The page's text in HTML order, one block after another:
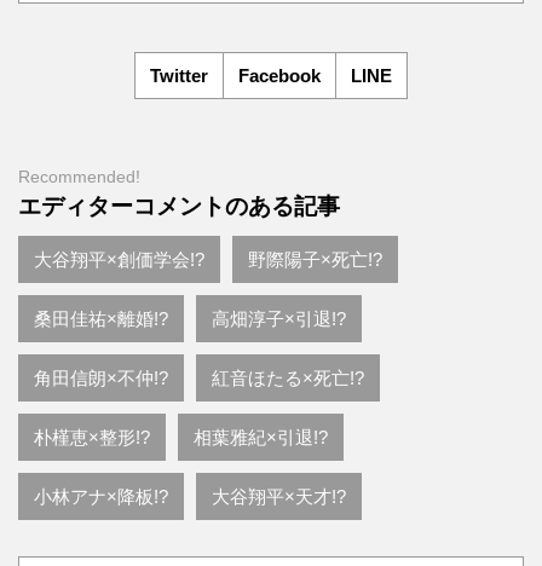
Twitter Facebook LINE
Recommended!
エディターコメントのある記事
大谷翔平×創価学会!? 野際陽子×死亡!?
桑田佳祐×離婚!? 高畑淳子×引退!?
角田信朗×不仲!? 紅音ほたる×死亡!?
朴槿恵×整形!? 相葉雅紀×引退!?
小林アナ×降板!? 大谷翔平×天才!?